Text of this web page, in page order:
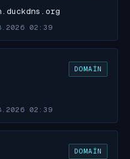
02:39
DOMAIN
02:39
DOMAIN